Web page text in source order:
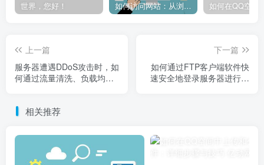
世界，您好！ 如何访问网站：从浏览器输入到页面加载的完整步骤详解
上一篇
服务器遭遇DDoS攻击时，如
何通过流量清洗、负载均衡
解？
下一篇
如何通过FTP客户端软件快
速安全地登录服务器进行操
相关推荐